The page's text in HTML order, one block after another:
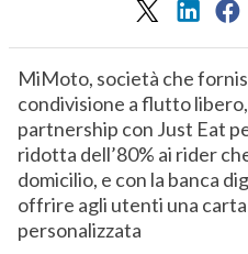
MiMoto, società che
condivisione a flutto
partnership con Just Eat
ridotta dell’80% ai rider
domicilio, e con la banca
offrire agli utenti una
personalizzata